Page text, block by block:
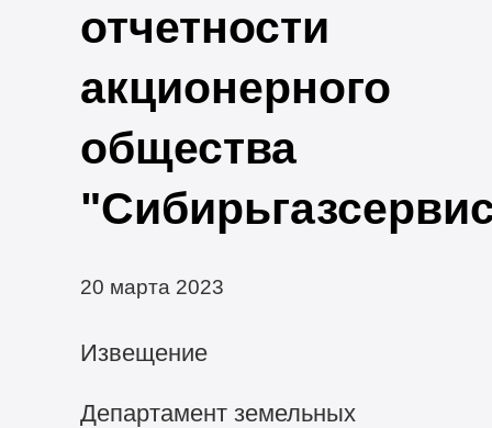
отчетности
акционерного
общества
20 марта 2023
Извещение
Департамент земельных